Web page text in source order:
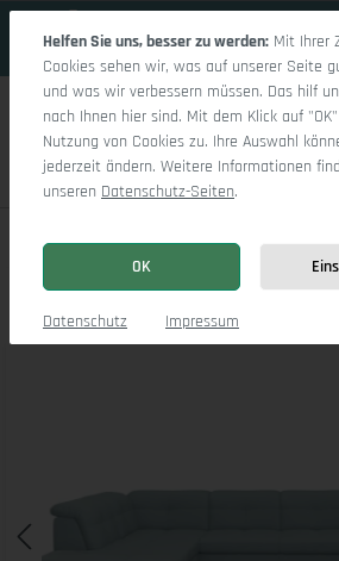
Sitz Concept smart 1001 Canapé Large
Produktbilder
Helfen Sie uns, besser zu werden: Mit Ihrer
Cookies sehen wir, was auf unserer Seite
und was wir verbessern müssen. Das hilf
nach Ihnen hier sind. Mit dem Klick auf
Nutzung von Cookies zu. Ihre Auswahl
jederzeit ändern. Weitere Informationen
unseren Datenschutz-Seiten.
OK
Datenschutz Impressum